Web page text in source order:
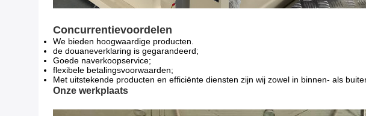
Concurrentievoordelen
We bieden hoogwaardige producten.
de douaneverklaring is gegarandeerd;
Goede naverkoopservice;
flexibele betalingsvoorwaarden;
Met uitstekende producten en efficiënte diensten zijn wij zowel in binnen- als
Onze werkplaats